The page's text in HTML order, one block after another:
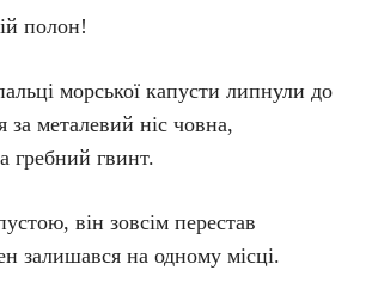
полон!
морської капусти липнули до
за металевий ніс човна,
гребний гвинт.
він зовсім перестав
залишався на одному місці.